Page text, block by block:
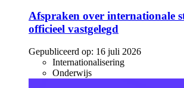
Afspraken over internationale
officieel vastgelegd
Gepubliceerd op: 16 juli 2026
Internationalisering
Onderwijs